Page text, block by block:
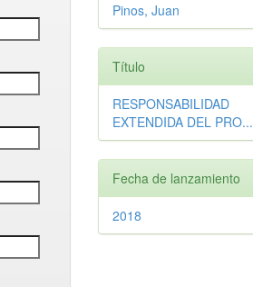
Pinos, Juan
Título
RESPONSABILIDAD
EXTENDIDA DEL PRO...
Fecha de lanzamiento
2018